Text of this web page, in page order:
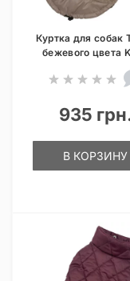
Куртка для собак
бежевого цвета
935
В КОРЗИНУ